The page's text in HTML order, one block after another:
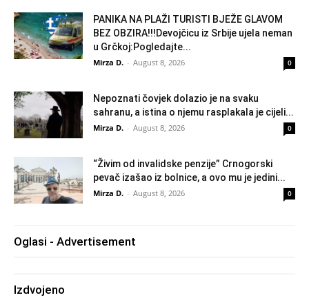
PANIKA NA PLAŽI TURISTI BJEŽE GLAVOM
BEZ OBZIRA!!!Devojčicu iz Srbije ujela neman
u Grčkoj:Pogledajte...
Mirza D. - August 8, 2026 0
Nepoznati čovjek dolazio je na svaku
sahranu, a istina o njemu rasplakala je cijeli...
Mirza D. - August 8, 2026 0
“Živim od invalidske penzije” Crnogorski
pevač izašao iz bolnice, a ovo mu je jedini...
Mirza D. - August 8, 2026 0
Oglasi - Advertisement
Izdvojeno